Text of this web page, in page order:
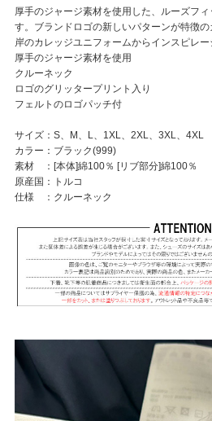
厚手のジャージ素材を使用した、ルーズフ
す。ブランドロゴの新しいパターンが特徴
岸のカレッジユニフォームからインスピレー
厚手のジャージ素材を使用
クルーネック
ロゴのグリッタープリント入り
フェルトのロゴパッチ付
サイズ：S、M、L、1XL、2XL、3XL、4XL
カラー：ブラック(999)
素材 ：[本体]綿100％ [リブ部分]綿100％
原産国：トルコ
仕様 ：クルーネック